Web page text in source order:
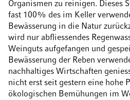
Organismen zu reinigen. Dieses
fast 100% des im Keller
Bewässerung in die Natur
wird nur abfliessendes
Weinguts aufgefangen und
Bewässerung der Reben
nachhaltiges Wirtschaften
nicht erst seit gestern eine hohe
ökologischen Bemühungen im